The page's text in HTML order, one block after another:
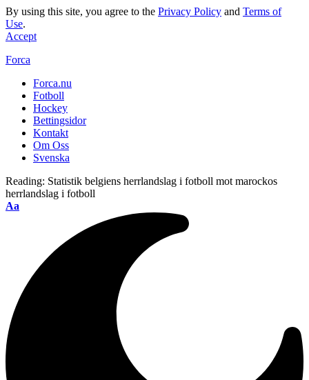
By using this site, you agree to the Privacy Policy and Terms of
Use.
Accept
Forca
Forca.nu
Fotboll
Hockey
Bettingsidor
Kontakt
Om Oss
Svenska
Reading: Statistik belgiens herrlandslag i fotboll mot marockos
herrlandslag i fotboll
Aa